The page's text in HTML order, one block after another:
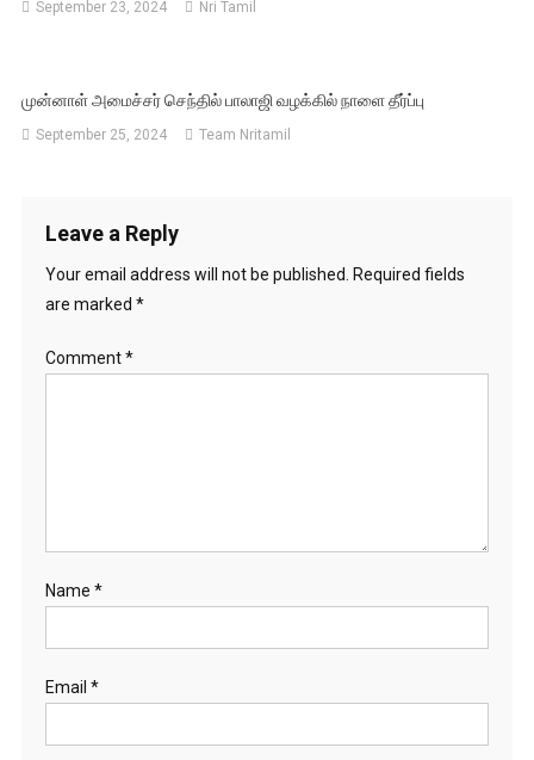
September 23, 2024 Nri Tamil
முன்னாள் அமைச்சர் செந்தில் பாலாஜி வழக்கில் நாளை தீர்ப்பு
September 25, 2024 Team Nritamil
Leave a Reply
Your email address will not be published. Required fields
are marked *
Comment*
Name *
Email *